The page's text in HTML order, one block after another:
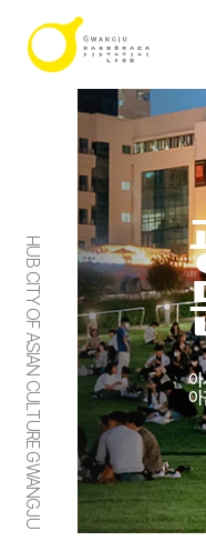
HUB CITY OF ASIAN CULTURE GWANGJU